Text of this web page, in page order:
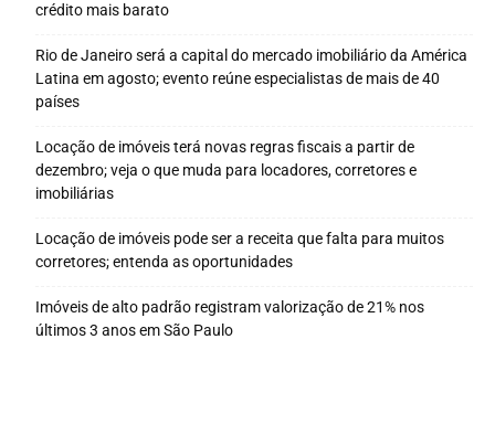
crédito mais barato
Rio de Janeiro será a capital do mercado imobiliário da América
Latina em agosto; evento reúne especialistas de mais de 40
países
Locação de imóveis terá novas regras fiscais a partir de
dezembro; veja o que muda para locadores, corretores e
imobiliárias
Locação de imóveis pode ser a receita que falta para muitos
corretores; entenda as oportunidades
Imóveis de alto padrão registram valorização de 21% nos
últimos 3 anos em São Paulo